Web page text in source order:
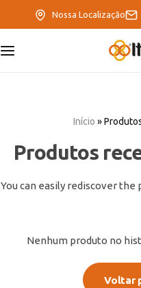
Nossa Localização
Início »
Produtos
You can easily rediscover
Nenhum produto no
Voltar